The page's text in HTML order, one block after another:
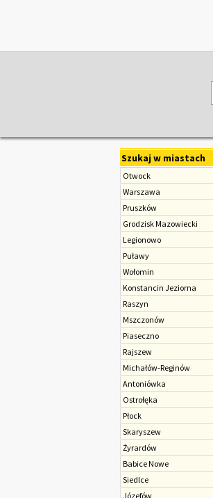
Szukaj w miastach
Otwock
Warszawa
Pruszków
Grodzisk Mazowiecki
Legionowo
Puławy
Wołomin
Konstancin Jeziorna
Raszyn
Mszczonów
Piaseczno
Rajszew
Michałów-Reginów
Antoniówka
Ostrołęka
Płock
Skaryszew
Żyrardów
Babice Nowe
Siedlce
Józefów